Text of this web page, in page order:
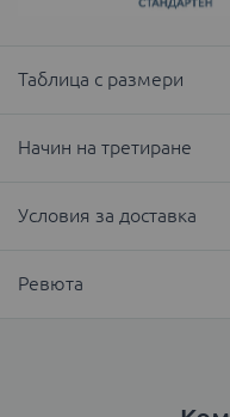
Таблица с размери
Начин на третиране
Условия за доставка
Ревюта